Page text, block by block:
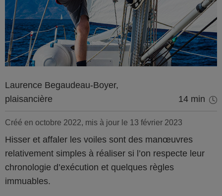
Laurence Begaudeau-Boyer,
plaisancière
14 min
Créé en octobre 2022, mis à jour le 13 février 2023
Hisser et affaler les voiles sont des manœuvres
relativement simples à réaliser si l’on respecte leur
chronologie d’exécution et quelques règles
immuables.